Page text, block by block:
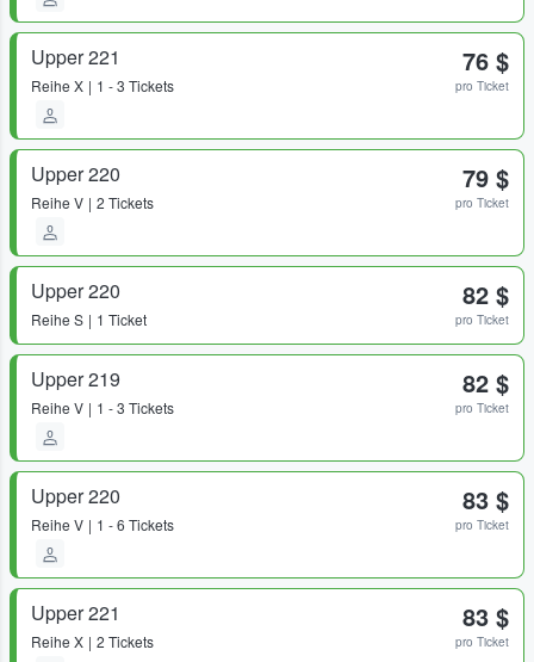
Upper 221
Reihe X 1 - 3 Tickets
76 $
pro Ticket
Upper 220
Reihe V 2 Tickets
79 $
pro Ticket
Upper 220
Reihe S 1 Ticket
82 $
pro Ticket
Upper 219
Reihe V 1 - 3 Tickets
82 $
pro Ticket
Upper 220
Reihe V 1 - 6 Tickets
83 $
pro Ticket
Upper 221
Reihe X 2 Tickets
83 $
pro Ticket